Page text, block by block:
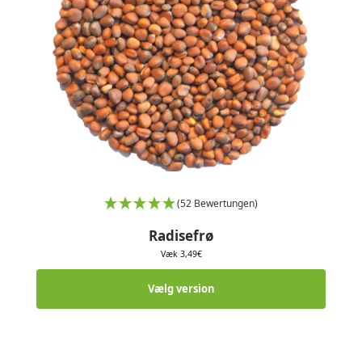
(52 Bewertungen)
Radisefrø
Væk 3,49€
Vælg version